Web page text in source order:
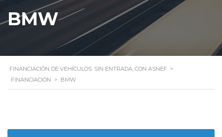
BMW
FINANCIACIÓN DE VEHÍCULOS: SIN ENTRADA, CON ASNEF >
FINANCIACIÓN > BMW